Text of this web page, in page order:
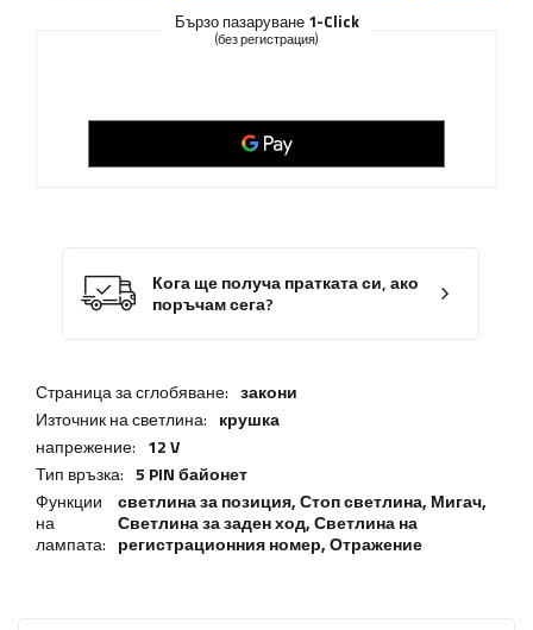
Бързо пазаруване 1-Click
(без регистрация)
Кога ще получа пратката си, ако
поръчам сега?
Страница за сглобяване: закони
Източник на светлина: крушка
напрежение: 12 V
Тип връзка: 5 PIN байонет
Функции
на
лампата:
светлина за позиция,Стоп светлина, Мигач,
Светлина за заден ход,Светлина на
регистрационния номер,Отражение